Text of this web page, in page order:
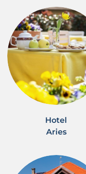
Hotel
Aries